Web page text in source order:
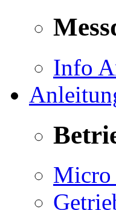
Info
Micro